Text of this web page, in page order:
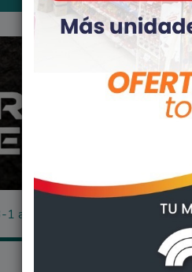
a Malakate por la Liga O.D.I.